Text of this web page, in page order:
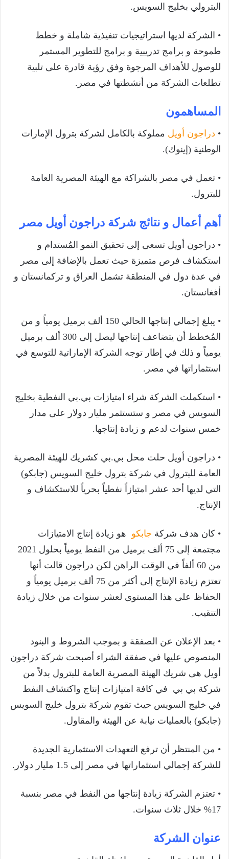
البترولي بخليج السويس.
• الشركة لديها استراتيجيات تنفيذية شاملة و خطط
طموحة و برامج تدريبية و برامج للتطوير المستمر
للوصول للأهداف المرجوة وفق رؤية قادرة على تلبية
تطلعات الشركة من أنشطتها في مصر.
المساهمون
• دراجون أويل مملوكة بالكامل لشركة بترول الإمارات
الوطنية (إينوك).
• تعمل في مصر بالشراكة مع الهيئة المصرية العامة
للبترول.
أهم أعمال و نتائج شركة دراجون أويل مصر
• دراجون أويل تسعى إلى تحقيق النمو المُستدام و
استكشاف فرص متميزة حيث تعمل بالإضافة إلى مصر
في عدة دول في المنطقة تشمل العراق و تركمانستان و
أفغانستان.
• يبلغ إجمالي إنتاجها الحالي 150 ألف برميل يومياً و من
المُخطط أن يتضاعف إنتاجها ليصل إلى 300 ألف برميل
يومياً و ذلك في إطار توجه الشركة الإماراتية للتوسع في
استثماراتها في مصر.
• استكملت الشركة شراء امتيازات بي.بي النفطية بخليج
السويس في مصر و ستستثمر مليار دولار على مدار
خمس سنوات لدعم و زيادة إنتاجها.
• دراجون أويل حلت محل بي.بي كشريك للهيئة المصرية
العامة للبترول في شركة بترول خليج السويس (جابكو)
التي لديها أحد عشر امتيازاً نفطياً بحرياً للاستكشاف و
الإنتاج.
• كان هدف شركة جابكو هو زيادة إنتاج الامتيازات
مجتمعة إلى 75 ألف برميل من النفط يومياً بحلول 2021
من 60 ألفاً في الوقت الراهن لكن دراجون قالت أنها
تعتزم زيادة الإنتاج إلى أكثر من 75 ألف برميل يومياً و
الحفاظ على هذا المستوى لعشر سنوات من خلال زيادة
التنقيب.
• بعد الإعلان عن الصفقة و بموجب الشروط و البنود
المنصوص عليها في صفقة الشراء أصبحت شركة دراجون
أويل هى شريك الهيئة المصرية العامة للبترول بدلاً من
شركة بي بي في كافة امتيازات إنتاج واكتشاف النفط
في خليج السويس حيث تقوم شركة بترول خليج السويس
(جابكو) بالعمليات نيابة عن الهيئة والمقاول.
• من المنتظر أن ترفع التعهدات الاستثمارية الجديدة
للشركة إجمالي استثماراتها في مصر إلى 1.5 مليار دولار.
• تعتزم الشركة زيادة إنتاجها من النفط في مصر بنسبة
17% خلال ثلاث سنوات.
عنوان الشركة